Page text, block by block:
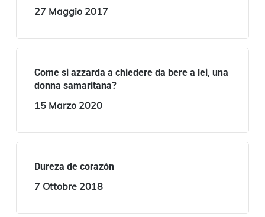
27 Maggio 2017
Come si azzarda a chiedere da bere a lei, una
donna samaritana?
15 Marzo 2020
Dureza de corazón
7 Ottobre 2018